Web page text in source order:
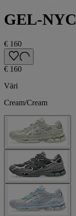
GEL-NYC
€ 160
€ 160
Väri
Cream/Cream